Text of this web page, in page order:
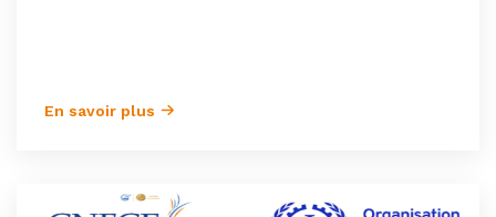
En savoir plus